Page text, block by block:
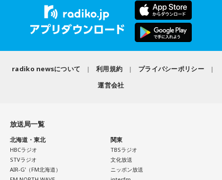
radiko newsについて 利用規約
プライバシーポリシー
運営会社
放送局一覧
北海道・東北
HBCラジオ
STVラジオ
AIR-G'（FM北海道）
関東
TBSラジオ
文化放送
ニッポン放送